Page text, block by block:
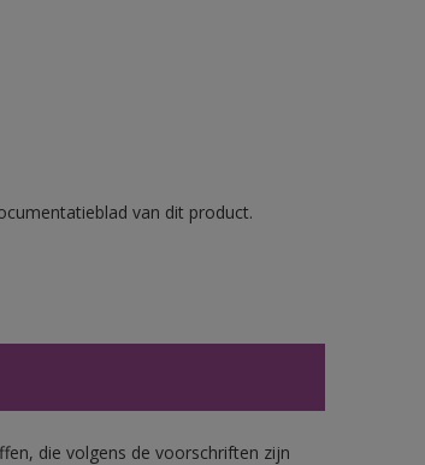
van dit product.
die volgens de voorschriften zijn